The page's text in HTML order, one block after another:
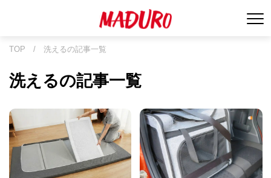
TOP / 洗えるの記事一覧
洗えるの記事一覧